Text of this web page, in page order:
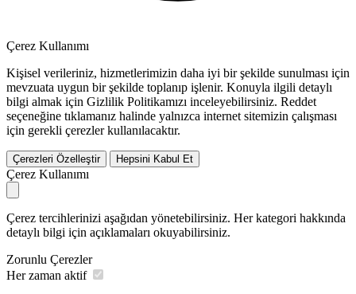
Çerez Kullanımı
Kişisel verileriniz, hizmetlerimizin daha iyi bir şekilde sunulması için
mevzuata uygun bir şekilde toplanıp işlenir. Konuyla ilgili detaylı
bilgi almak için Gizlilik Politikamızı inceleyebilirsiniz. Reddet
seçeneğine tıklamanız halinde yalnızca internet sitemizin çalışması
için gerekli çerezler kullanılacaktır.
Çerezleri Özelleştir Hepsini Kabul Et
Çerez Kullanımı
Çerez tercihlerinizi aşağıdan yönetebilirsiniz. Her kategori hakkında
detaylı bilgi için açıklamaları okuyabilirsiniz.
Zorunlu Çerezler
Her zaman aktif